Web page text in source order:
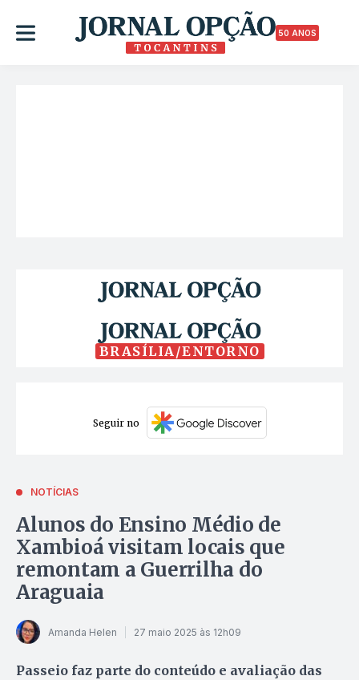
50 ANOS
BRASÍLIA/ENTORNO
Seguir no
NOTÍCIAS
Alunos do Ensino Médio de
Xambioá visitam locais que
remontam a Guerrilha do
Araguaia
Amanda Helen 27 maio 2025 às 12h09
Passeio faz parte do conteúdo e avaliação das